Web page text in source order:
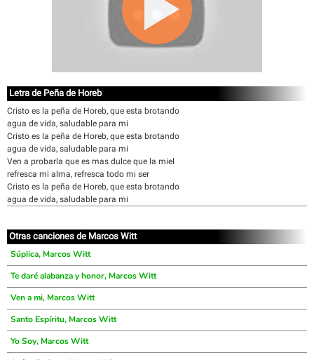
Letra de Peña de Horeb
Cristo es la peña de Horeb, que esta brotando
agua de vida, saludable para mi
Cristo es la peña de Horeb, que esta brotando
agua de vida, saludable para mi
Ven a probarla que es mas dulce que la miel
refresca mi alma, refresca todo mi ser
Cristo es la peña de Horeb, que esta brotando
agua de vida, saludable para mi
Otras canciones de Marcos Witt
Súplica, Marcos Witt
Te daré alabanza y honor, Marcos Witt
Ven a mi, Marcos Witt
Santo Espíritu, Marcos Witt
Yo Soy, Marcos Witt